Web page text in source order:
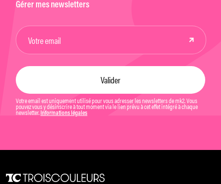
Gérer mes newsletters
Votre email est uniquement utilisé pour vous adresser les newsletters de mk2. Vous
pouvez vous y désinscrire à tout moment via le lien prévu à cet effet intégré à chaque
newsletter. Informations légales